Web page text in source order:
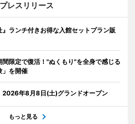
プレスリリース
ランチ付きお得な入館セットプラン販
間限定で復活！"ぬくもり"を全身で感じる
」を開催
2026年8月8日(土)グランドオープン
もっと見る